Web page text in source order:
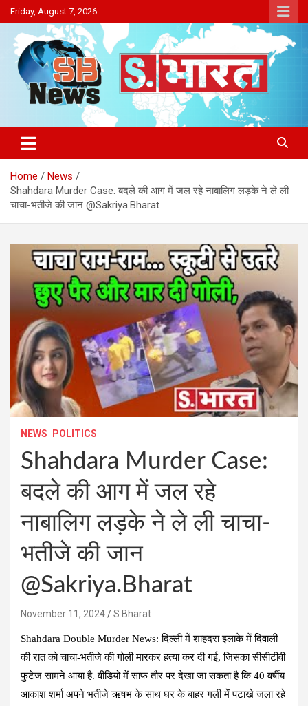
Skip
to
content
Friday, August 7, 2026
Sakriya Bharat
Home
News
Shahdara Murder Case: बदले की आग में जल रहे नाबालिग लड़के ने ले ली
चाचा-भतीजे की जान @Sakriya.Bharat
NEWS POLITICS
Shahdara Murder Case:
बदले की आग में जल रहे
नाबालिग लड़के ने ले ली चाचा-
भतीजे की जान
@Sakriya.Bharat
November 11, 2024 S Bharat
Shahdara Double Murder News: दिल्ली में शाहदरा इलाके में दिवाली
की रात को चाचा-भतीजे की गोली मारकर हत्या कर दी गई, जिसका सीसीटीवी
फुटेज सामने आया है. वीडियो में साफ तौर पर देखा जा सकता है कि 40 वर्षीय
आकाश शर्मा अपने भतीजे ऋषभ के साथ घर के बाहर गली में पटाखे जला रहे